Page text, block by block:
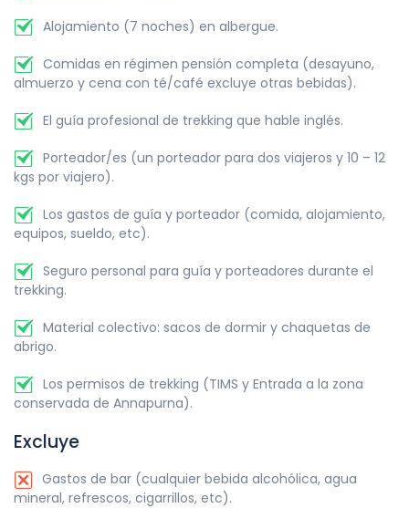
Alojamiento (7 noches) en albergue.
Comidas en régimen pensión completa (desayuno,
almuerzo y cena con té/café excluye otras bebidas).
El guía profesional de trekking que hable inglés.
Porteador/es (un porteador para dos viajeros y 10 – 12
kgs por viajero).
Los gastos de guía y porteador (comida, alojamiento,
equipos, sueldo, etc).
Seguro personal para guía y porteadores durante el
trekking.
Material colectivo: sacos de dormir y chaquetas de
abrigo.
Los permisos de trekking (TIMS y Entrada a la zona
conservada de Annapurna).
Excluye
Gastos de bar (cualquier bebida alcohólica, agua
mineral, refrescos, cigarrillos, etc).